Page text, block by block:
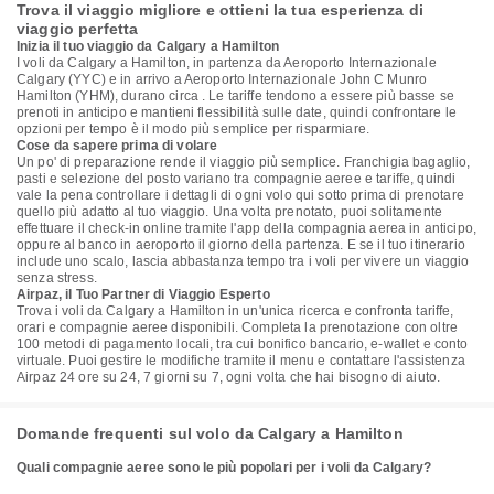
Trova il viaggio migliore e ottieni la tua esperienza di
viaggio perfetta
Inizia il tuo viaggio da Calgary a Hamilton
I voli da Calgary a Hamilton, in partenza da Aeroporto Internazionale
Calgary (YYC) e in arrivo a Aeroporto Internazionale John C Munro
Hamilton (YHM), durano circa . Le tariffe tendono a essere più basse se
prenoti in anticipo e mantieni flessibilità sulle date, quindi confrontare le
opzioni per tempo è il modo più semplice per risparmiare.
Cose da sapere prima di volare
Un po' di preparazione rende il viaggio più semplice. Franchigia bagaglio,
pasti e selezione del posto variano tra compagnie aeree e tariffe, quindi
vale la pena controllare i dettagli di ogni volo qui sotto prima di prenotare
quello più adatto al tuo viaggio. Una volta prenotato, puoi solitamente
effettuare il check-in online tramite l'app della compagnia aerea in anticipo,
oppure al banco in aeroporto il giorno della partenza. E se il tuo itinerario
include uno scalo, lascia abbastanza tempo tra i voli per vivere un viaggio
senza stress.
Airpaz, il Tuo Partner di Viaggio Esperto
Trova i voli da Calgary a Hamilton in un'unica ricerca e confronta tariffe,
orari e compagnie aeree disponibili. Completa la prenotazione con oltre
100 metodi di pagamento locali, tra cui bonifico bancario, e-wallet e conto
virtuale. Puoi gestire le modifiche tramite il menu e contattare l'assistenza
Airpaz 24 ore su 24, 7 giorni su 7, ogni volta che hai bisogno di aiuto.
Domande frequenti sul volo da Calgary a Hamilton
Quali compagnie aeree sono le più popolari per i voli da Calgary?